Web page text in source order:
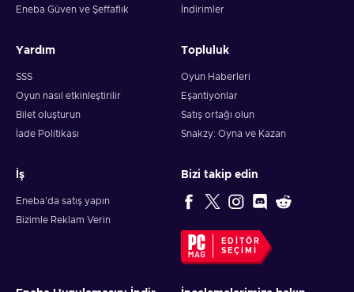
Eneba Güven ve Şeffaflık
İndirimler
Yardım
SSS
Oyun nasıl etkinleştirilir
Bilet oluşturun
İade Politikası
Topluluk
Oyun Haberleri
Eşantiyonlar
Satış ortağı olun
Snakzy: Oyna ve Kazan
İş
Eneba'da satış yapın
Bizimle Reklam Verin
Bizi takip edin
EDITÖR
SEÇIMI